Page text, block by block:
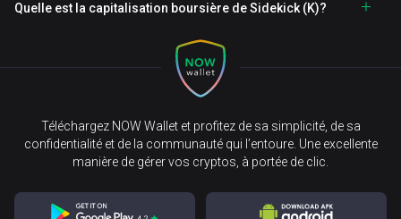
Quelle est la capitalisation boursière de Sidekick (K)?
Téléchargez NOW Wallet et profitez de sa simplicité, de sa
confidentialité et de la communauté qui l’entoure. Une excellente
manière de gérer vos cryptos, à portée de clic.